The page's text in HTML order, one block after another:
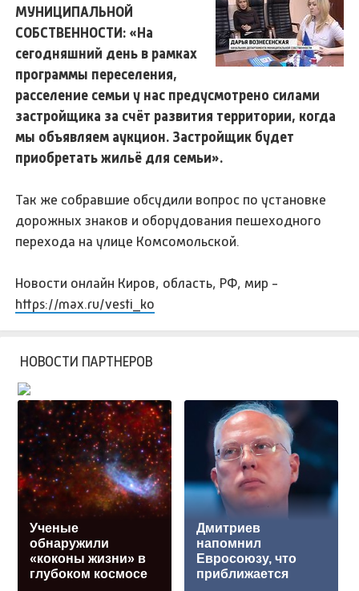
МУНИЦИПАЛЬНОЙ
СОБСТВЕННОСТИ: «На
сегодняшний день в рамках
программы переселения,
расселение семьи у нас предусмотрено силами
застройщика за счёт развития территории, когда
мы объявляем аукцион. Застройщик будет
приобретать жильё для семьи».
Так же собравшие обсудили вопрос по установке
дорожных знаков и оборудования пешеходного
перехода на улице Комсомольской.
Новости онлайн Киров, область, РФ, мир -
https://max.ru/vesti_ko
НОВОСТИ ПАРТНЕРОВ
Ученые
обнаружили
«коконы жизни» в
глубоком космосе
Дмитриев
напомнил
Евросоюзу, что
приближается